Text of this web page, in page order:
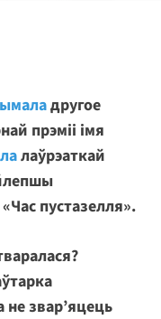
другое
прэміі імя
лаўрэаткай
пустазелля».
звар’яцець